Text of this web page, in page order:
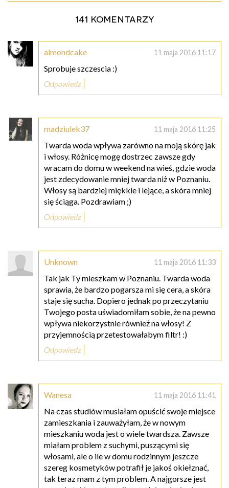
141 komentarzy
almondcake 11 maja 2016 11:17
Sprobuje szczescia :)
Odpowiedz
madziulek37 11 maja 2016 11:25
Twarda woda wpływa zarówno na moją skórę jak
i włosy. Różnicę mogę dostrzec zawsze gdy
wracam do domu w weekend na wieś, gdzie woda
jest zdecydowanie mniej twarda niż w Poznaniu.
Włosy są bardziej miękkie i lejące, a skóra mniej
się ściąga. Pozdrawiam ;)
Odpowiedz
Unknown 11 maja 2016 11:33
Tak jak Ty mieszkam w Poznaniu. Twarda woda
sprawia, że bardzo pogarsza mi się cera, a skóra
staje się sucha. Dopiero jednak po przeczytaniu
Twojego posta uświadomiłam sobie, że na pewno
wpływa niekorzystnie również na włosy! Z
przyjemnością przetestowałabym filtr! :)
Odpowiedz
Wanesa 11 maja 2016 11:41
Na czas studiów musiałam opuścić swoje miejsce
zamieszkania i zauważyłam, że w nowym
mieszkaniu woda jest o wiele twardsza. Zawsze
miałam problem z suchymi, puszącymi się
włosami, ale o ile w domu rodzinnym jeszcze
szereg kosmetyków potrafił je jakoś okiełznać,
tak teraz mam z tym problem. A najgorsze jest